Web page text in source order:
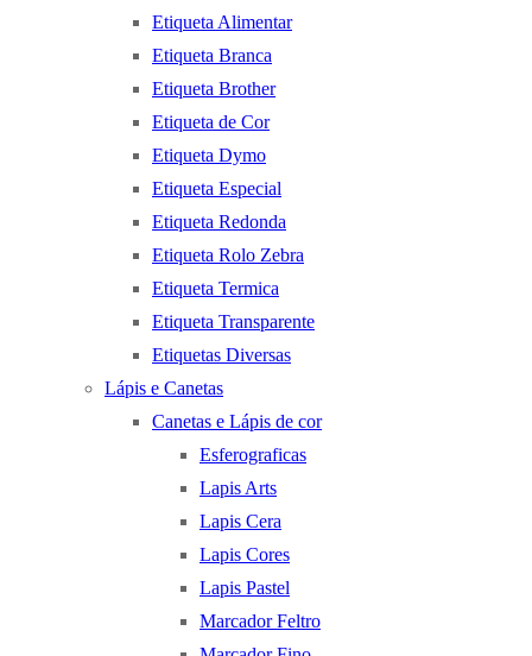
Etiqueta Alimentar
Etiqueta Branca
Etiqueta Brother
Etiqueta de Cor
Etiqueta Dymo
Etiqueta Especial
Etiqueta Redonda
Etiqueta Rolo Zebra
Etiqueta Termica
Etiqueta Transparente
Etiquetas Diversas
Lápis e Canetas
Canetas e Lápis de cor
Esferograficas
Lapis Arts
Lapis Cera
Lapis Cores
Lapis Pastel
Marcador Feltro